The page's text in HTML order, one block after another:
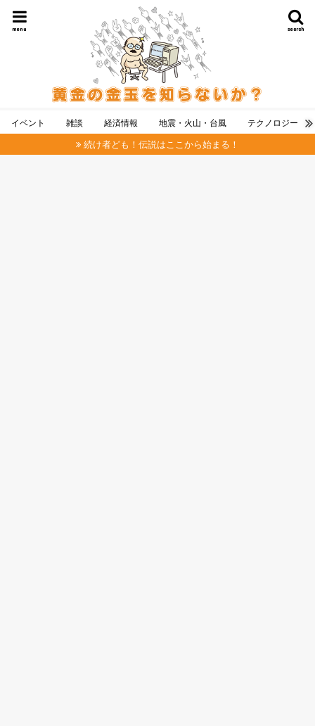
search
menu
イベント 雑談 経済情報 地震・火山・台風 テクノロジー
続け者ども！伝説はここから始まる！